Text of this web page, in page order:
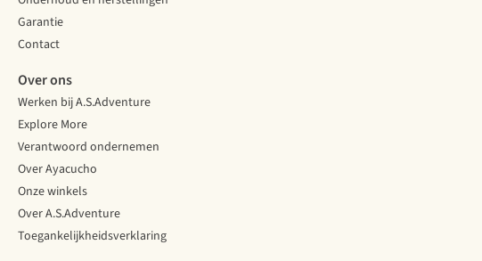
Garantie
Contact
Over ons
Werken bij A.S.Adventure
Explore More
Verantwoord ondernemen
Over Ayacucho
Onze winkels
Over A.S.Adventure
Toegankelijkheidsverklaring